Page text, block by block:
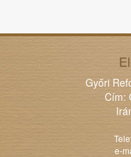
Győri
Cím:
e-